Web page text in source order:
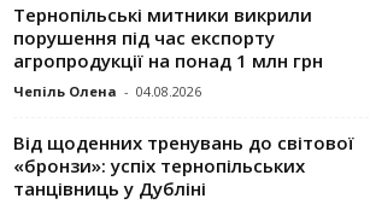
Тернопільські митники викрили
порушення під час експорту
агропродукції на понад 1 млн грн
Чепіль Олена - 04.08.2026
Від щоденних тренувань до світової
«бронзи»: успіх тернопільських
танцівниць у Дубліні